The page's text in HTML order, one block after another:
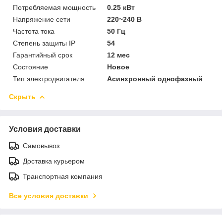
Потребляемая мощность
0.25 кВт
Напряжение сети
220~240 В
Частота тока
50 Гц
Степень защиты IP
54
Гарантийный срок
12 мес
Состояние
Новое
Тип электродвигателя
Асинхронный однофазный
Скрыть
Условия доставки
Самовывоз
Доставка курьером
Транспортная компания
Все условия доставки